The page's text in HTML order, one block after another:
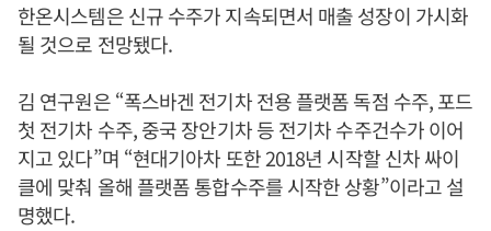
한온시스템은 신규 수주가 지속되면서 매출 성장이 가시화
될 것으로 전망됐다.
김 연구원은 “폭스바겐 전기차 전용 플랫폼 독점 수주, 포드
첫 전기차 수주, 중국 장안기차 등 전기차 수주건수가 이어
지고 있다”며 “현대기아차 또한 2018년 시작할 신차 싸이
클에 맞춰 올해 플랫폼 통합수주를 시작한 상황”이라고 설
명했다.